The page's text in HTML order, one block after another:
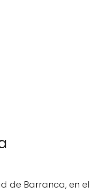
de Barranca, en el